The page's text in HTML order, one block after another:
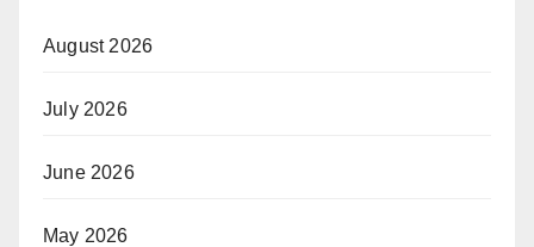
August 2026
July 2026
June 2026
May 2026